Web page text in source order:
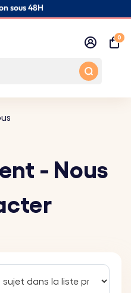
sous 48H
à partir de 39 €
0
- Nous